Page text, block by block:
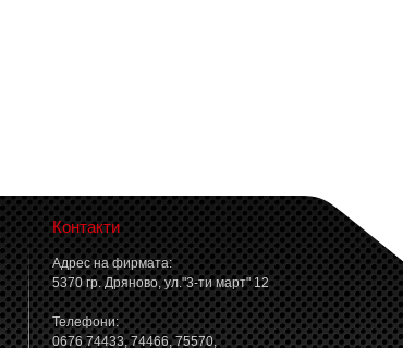
Контакти
Адрес на фирмата:
5370 гр. Дряново, ул."3-ти март" 12
Телефони:
0676 74433, 74466, 75570,